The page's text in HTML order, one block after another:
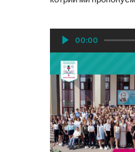
Аудіопрогравач
00:00